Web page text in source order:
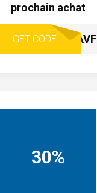
prochain achat
GET CODEZ4CUXAVF
30%